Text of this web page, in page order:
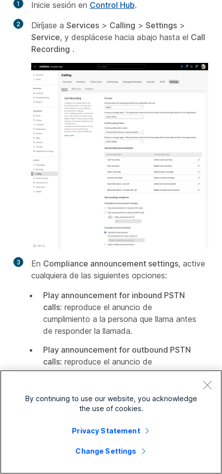
1 Inicie sesión en Control Hub.
2 Diríjase a Services > Calling > Settings >
Service, y desplácese hacia abajo hasta el Call
Recording .
3 En Compliance announcement settings, active
cualquiera de las siguientes opciones:
Play announcement for inbound PSTN
calls: reproduce el anuncio de
cumplimiento a la persona que llama antes
de responder la llamada.
Play announcement for outbound PSTN
calls: reproduce el anuncio de
cumplimiento a la persona que llama
Delay announcement: active esta
retraso del anuncio en segundos. El
solo después de la hora especificada.
By continuing to use our website, you acknowledge
the use of cookies.
Privacy Statement
Change Settings